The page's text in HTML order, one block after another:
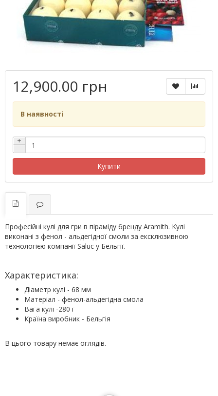
12,900.00 грн
В наявності
+
−
Купити
Професійні кулі для гри в піраміду бренду Aramith. Кулі
виконані з фенол - альдегідної смоли за ексклюзивною
технологією компанії Saluc у Бельгії.
Характеристика:
Діаметр кулі - 68 мм
Матеріал - фенол-альдегідна смола
Вага кулі -280 г
Країна виробник - Бельгія
В цього товару немає оглядів.